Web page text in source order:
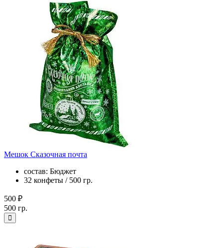
Мешок Сказочная почта
состав: Бюджет
32 конфеты / 500 гр.
500 ₽
500 гр.